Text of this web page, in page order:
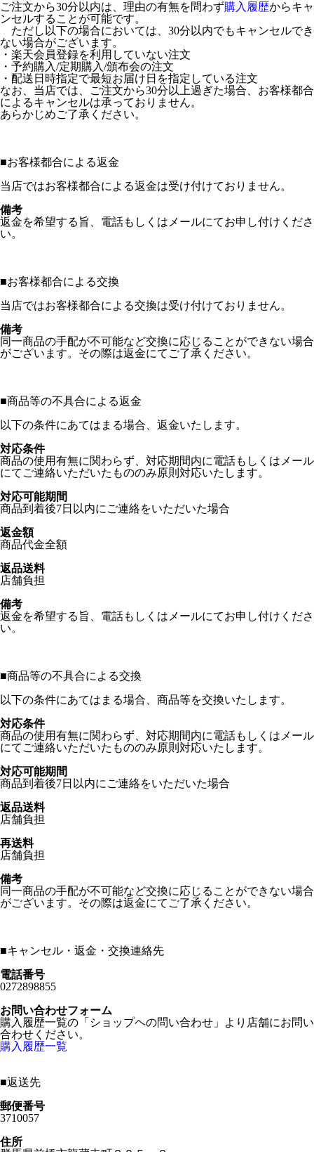
ご注文から30分以内は、理由の有無を問わず購入履歴からキャ
ンセルすることが可能です。
ただし以下の場合においては、30分以内でもキャンセルでき
ない場合がございます。
・楽天会員登録を利用していない注文
・予約購入/定期購入/頒布会の注文
・配送日時指定で最短お届け日を指定している注文
なお、当店では、ご注文から30分以上過ぎた場合、お客様都合
によるキャンセルは承っておりません。
あらかじめご了承ください。
■お客様都合による返金
当店ではお客様都合による返金は受け付けておりません。
備考
返金を希望する旨、電話もしくはメールにてお申し付けくださ
い。
■お客様都合による交換
当店ではお客様都合による交換は受け付けておりません。
備考
同一商品の手配が不可能など交換に応じることができない場合
がございます。その際は返金にてご了承ください。
■商品等の不具合による返金
以下の条件にあてはまる場合、返金いたします。
対応条件
商品の使用有無に関わらず、対応期間内に電話もしくはメール
にてご連絡いただいたもののみ原則対応いたします。
対応可能期間
商品到着後7日以内にご連絡をいただいた場合
返金額
商品代金全額
返品送料
店舗負担
備考
返金を希望する旨、電話もしくはメールにてお申し付けくださ
い。
■商品等の不具合による交換
以下の条件にあてはまる場合、商品等を交換いたします。
対応条件
商品の使用有無に関わらず、対応期間内に電話もしくはメール
にてご連絡いただいたもののみ原則対応いたします。
対応可能期間
商品到着後7日以内にご連絡をいただいた場合
返品送料
店舗負担
再送料
店舗負担
備考
同一商品の手配が不可能など交換に応じることができない場合
がございます。その際は返金にてご了承ください。
■キャンセル・返金・交換連絡先
電話番号
0272898855
お問い合わせフォーム
購入履歴一覧の「ショップヘの問い合わせ」より店舗にお問い
合わせください。
購入履歴一覧
■返送先
郵便番号
3710057
住所